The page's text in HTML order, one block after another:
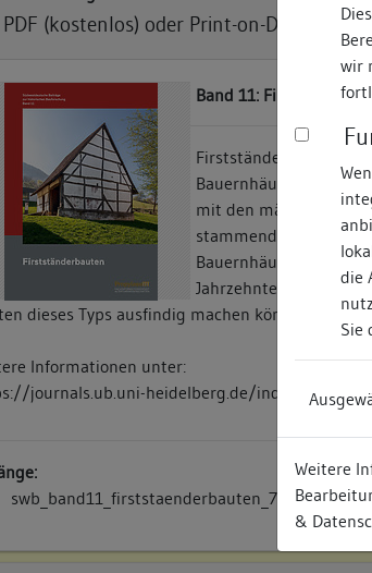
wir
die
Sie
Weitere
&
(kostenlos) oder Print-on-Demand
Band 11:
Firstständerbauten
Bauernhäuser
mit den mächtigen,
stammenden
Bauernhäusern, doch
Jahrzehnten auch
dieses Typs ausfindig machen können.
Informationen unter:
journals.ub.uni-heidelberg.de/index.php/
swb_band11_firststaenderbauten_72fff4.pdf